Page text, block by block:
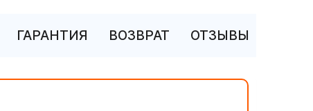
ГАРАНТИЯ ВОЗВРАТ ОТЗЫВЫ